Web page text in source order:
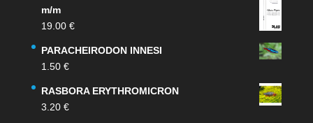
m/m
19.00 €
PARACHEIRODON INNESI
1.50 €
RASBORA ERYTHROMICRON
3.20 €